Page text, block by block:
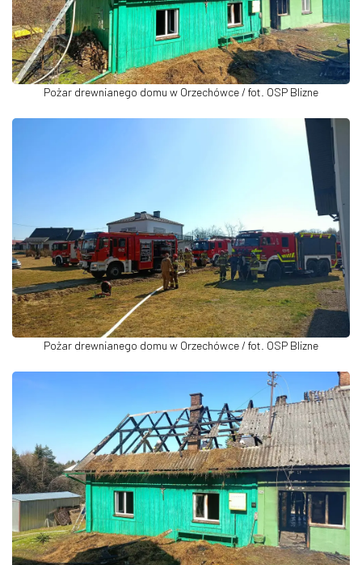
Pożar drewnianego domu w Orzechówce / fot. OSP Blizne
Pożar drewnianego domu w Orzechówce / fot. OSP Blizne